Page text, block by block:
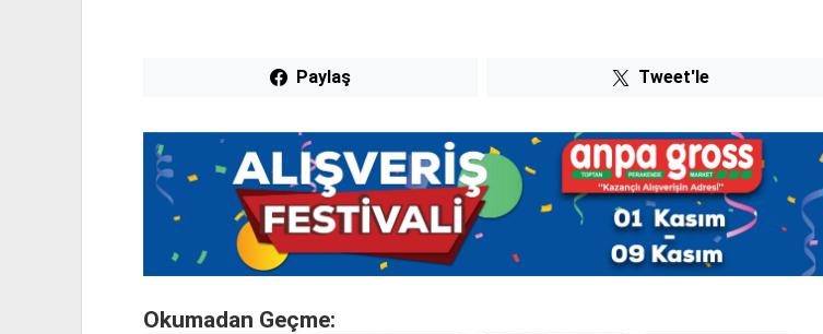
Paylaş Tweet'le
Okumadan Geçme: